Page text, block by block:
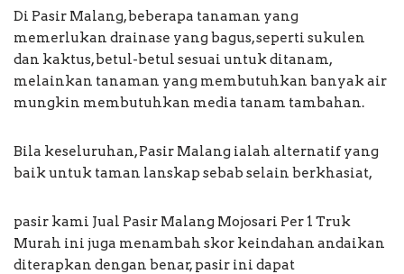
Di Pasir Malang, beberapa tanaman yang
memerlukan drainase yang bagus, seperti sukulen
dan kaktus, betul-betul sesuai untuk ditanam,
melainkan tanaman yang membutuhkan banyak air
mungkin membutuhkan media tanam tambahan.
Bila keseluruhan, Pasir Malang ialah alternatif yang
baik untuk taman lanskap sebab selain berkhasiat,
pasir kami Jual Pasir Malang Mojosari Per 1 Truk
Murah ini juga menambah skor keindahan andaikan
diterapkan dengan benar, pasir ini dapat